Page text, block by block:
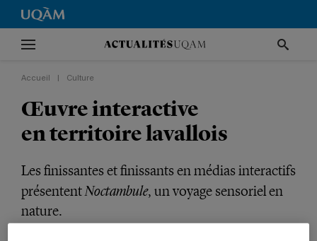
Accueil Culture
Œuvre interactive
en territoire lavallois
Les finissantes et finissants en médias interactifs
présententNoctambule, un voyage sensoriel en
nature.